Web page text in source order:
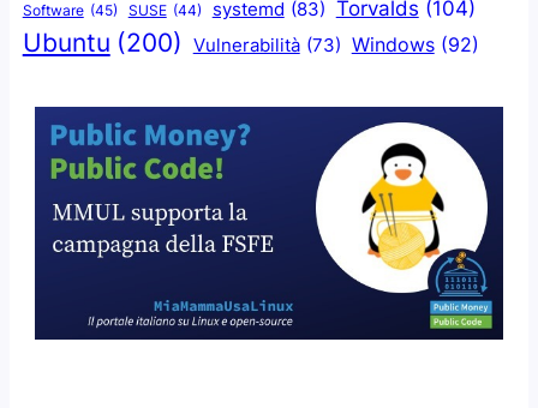
Software (45) SUSE (44) systemd (83) Torvalds (104)
Ubuntu (200) Vulnerabilità (73) Windows (92)